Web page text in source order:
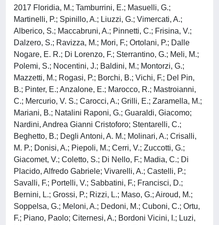
2017 Floridia, M.; Tamburrini, E.; Masuelli, G.;
Martinelli, P.; Spinillo, A.; Liuzzi, G.; Vimercati, A.;
Alberico, S.; Maccabruni, A.; Pinnetti, C.; Frisina, V.;
Dalzero, S.; Ravizza, M.; Mori, F.; Ortolani, P.; Dalle
Nogare, E. R.; Di Lorenzo, F.; Sterrantino, G.; Meli, M.;
Polemi, S.; Nocentini, J.; Baldini, M.; Montorzi, G.;
Mazzetti, M.; Rogasi, P.; Borchi, B.; Vichi, F.; Del Pin,
B.; Pinter, E.; Anzalone, E.; Marocco, R.; Mastroianni,
C.; Mercurio, V. S.; Carocci, A.; Grilli, E.; Zaramella, M.;
Mariani, B.; Natalini Raponi, G.; Guaraldi, Giacomo;
Nardini, Andrea Gianni Cristoforo; Stentarelli, C.;
Beghetto, B.; Degli Antoni, A. M.; Molinari, A.; Crisalli,
M. P.; Donisi, A.; Piepoli, M.; Cerri, V.; Zuccotti, G.;
Giacomet, V.; Coletto, S.; Di Nello, F.; Madia, C.; Di
Placido, Alfredo Gabriele; Vivarelli, A.; Castelli, P.;
Savalli, F.; Portelli, V.; Sabbatini, F.; Francisci, D.;
Bernini, L.; Grossi, P.; Rizzi, L.; Maso, G.; Airoud, M.;
Soppelsa, G.; Meloni, A.; Dedoni, M.; Cuboni, C.; Ortu,
F.; Piano, Paolo; Citernesi, A.; Bordoni Vicini, I.; Luzi,